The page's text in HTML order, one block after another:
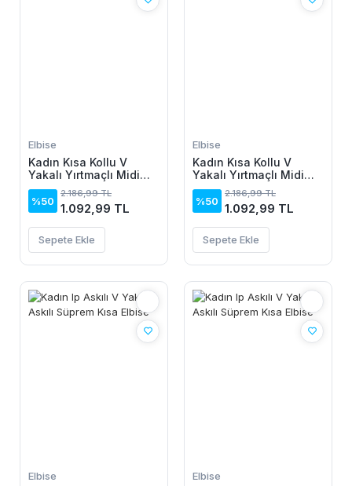
Elbise
Kadın Kısa Kollu V
Yakalı Yırtmaçlı Midi
Boy Viskon Elbise
%50
2.186,99 TL
1.092,99 TL
Sepete Ekle
Elbise
Kadın Kısa Kollu V
Yakalı Yırtmaçlı Midi
Boy Viskon Elbise
%50
2.186,99 TL
1.092,99 TL
Sepete Ekle
Elbise Elbise